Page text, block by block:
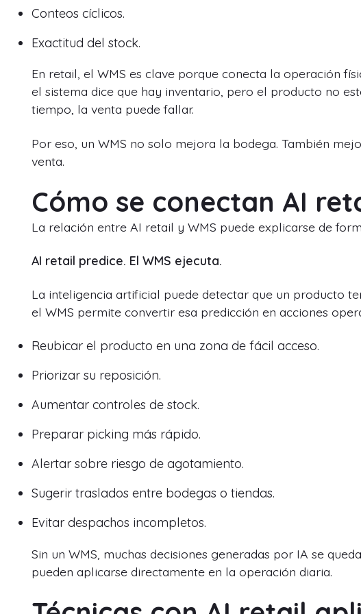
Conteos cíclicos.
Exactitud del stock.
En retail, el WMS es clave porque conecta la operación
el sistema dice que hay inventario, pero el producto no
tiempo, la venta puede fallar.
Por eso, un WMS no solo mejora la bodega. También
venta.
Cómo se conectan AI
La relación entre AI retail y WMS puede explicarse de
AI retail predice. El WMS ejecuta.
La inteligencia artificial puede detectar que un producto
el WMS permite convertir esa predicción en acciones
Reubicar el producto en una zona de fácil acceso.
Priorizar su reposición.
Aumentar controles de stock.
Preparar picking más rápido.
Alertar sobre riesgo de agotamiento.
Sugerir traslados entre bodegas o tiendas.
Evitar despachos incompletos.
Sin un WMS, muchas decisiones generadas por IA se
pueden aplicarse directamente en la operación diaria.